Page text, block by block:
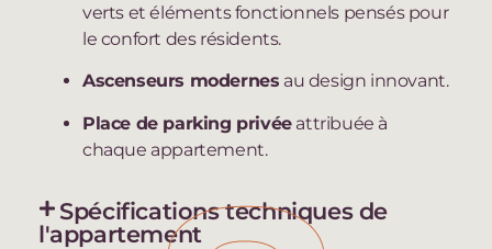
verts et éléments fonctionnels pensés pour
le confort des résidents.
Ascenseurs modernes au design innovant.
Place de parking privéeattribuée à
chaque appartement.
Spécifications techniques de
l'appartement